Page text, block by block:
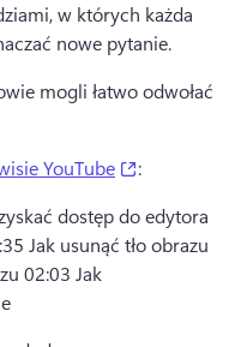
w których każda
nowe pytanie.
mogli łatwo odwołać
YouTube (opens in a
:
dostęp do edytora
Jak usunąć tło obrazu
02:03 Jak